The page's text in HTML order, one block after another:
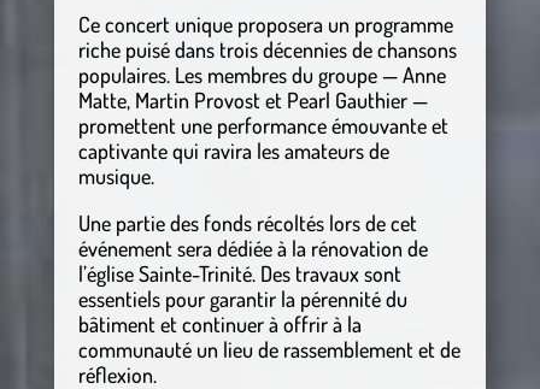
Ce concert unique proposera un programme
riche puisé dans trois décennies de chansons
populaires. Les membres du groupe — Anne
Matte, Martin Provost et Pearl Gauthier —
promettent une performance émouvante et
captivante qui ravira les amateurs de
musique.
Une partie des fonds récoltés lors de cet
événement sera dédiée à la rénovation de
l’église Sainte-Trinité. Des travaux sont
essentiels pour garantir la pérennité du
bâtiment et continuer à offrir à la
communauté un lieu de rassemblement et de
réflexion.